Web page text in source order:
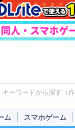
ム スマホゲーム